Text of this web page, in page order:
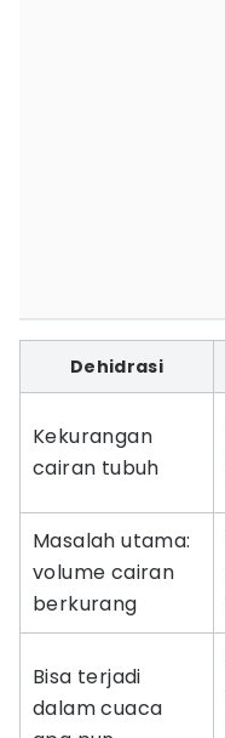
Dehidrasi
Kekurangan
cairan tubuh
Masalah utama:
volume cairan
berkurang
Bisa terjadi
dalam cuaca